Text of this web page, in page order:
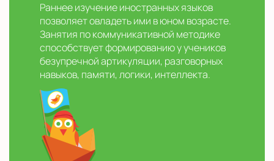
Раннее изучение иностранных языков
позволяет овладеть ими в юном возрасте.
Занятия по коммуникативной методике
способствует формированию у учеников
безупречной артикуляции, разговорных
навыков, памяти, логики, интеллекта.